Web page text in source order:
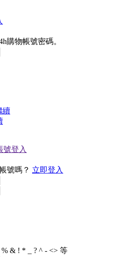
購物帳號密碼。
續
號登入
號嗎？ 立即登入
& ! * _ ? ^ - <> 等